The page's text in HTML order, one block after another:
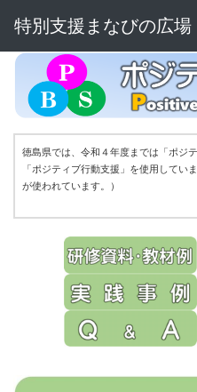
特別支援まなびの広場
徳島県では、令和４年度までは「ポジ
「ポジティブ行動支援」を使用してい
が使われています。）